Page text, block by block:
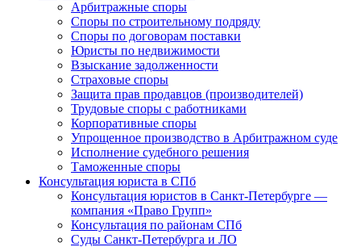
Арбитражные споры
Споры по строительному подряду
Споры по договорам поставки
Юристы по недвижимости
Взыскание задолженности
Страховые споры
Защита прав продавцов (производителей)
Трудовые споры с работниками
Корпоративные споры
Упрощенное производство в Арбитражном суде
Исполнение судебного решения
Таможенные споры
Консультация юриста в СПб
Консультация юристов в Санкт-Петербурге —
компания «Право Групп»
Консультация по районам СПб
Суды Санкт-Петербурга и ЛО